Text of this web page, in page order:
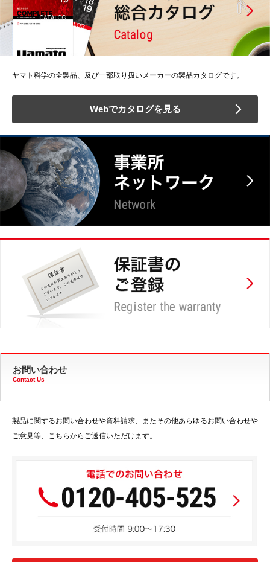
ヤマト科学の全製品、及び一部取り扱いメーカーの製品カタログです。
Webでカタログを見る
お問い合わせ
Contact Us
製品に関するお問い合わせや資料請求、またその他あらゆるお問い合わせや
ご意見等、こちらからご送信いただけます。